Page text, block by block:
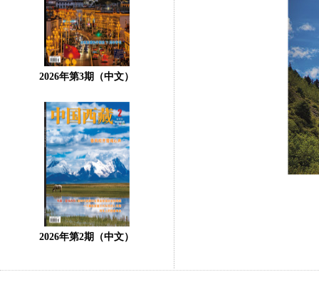
2026年第3期（中文）
2026年第2期（中文）